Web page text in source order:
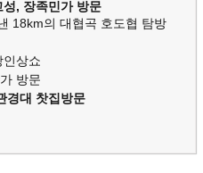
, 장족민가 방문
18km의 대협곡 호도협 탐방
상쇼
방문
경대 찻집방문